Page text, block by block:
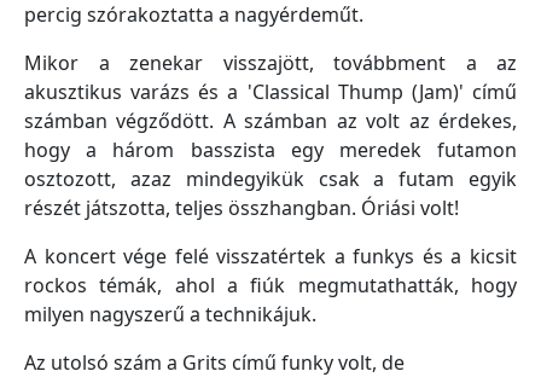
percig szórakoztatta a nagyérdeműt.
Mikor a zenekar visszajött, továbbment a az
akusztikus varázs és a 'Classical Thump (Jam)' című
számban végződött. A számban az volt az érdekes,
hogy a három basszista egy meredek futamon
osztozott, azaz mindegyikük csak a futam egyik
részét játszotta, teljes összhangban. Óriási volt!
A koncert vége felé visszatértek a funkys és a kicsit
rockos témák, ahol a fiúk megmutathatták, hogy
milyen nagyszerű a technikájuk.
Az utolsó szám a Grits című funky volt, de